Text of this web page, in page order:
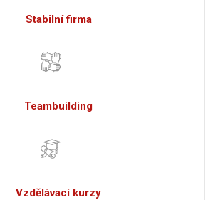
Stabilní firma
Teambuilding
Vzdělávací kurzy